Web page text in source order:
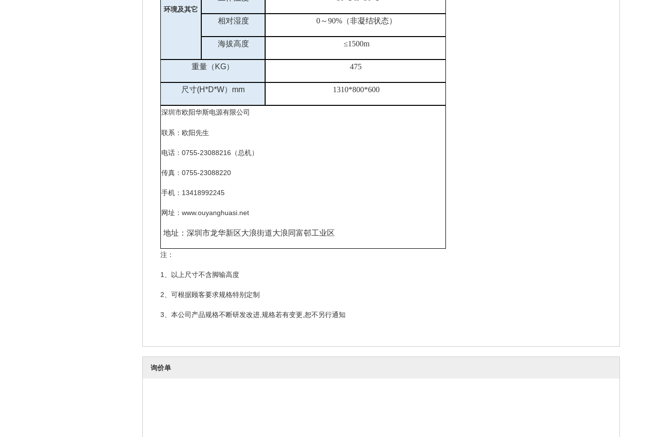
环境及其它
相对湿度 0～90%（非凝结状态）
海拔高度 ≤1500m
重量（ KG） 475
尺寸(H*D*W）mm 1310*800*600
深圳市欧阳华斯电源有限公司
联系：欧阳先生
电话：0755-23088216 （总机）
传真：0755-23088220
手机： 13418992245
网址：www.ouyanghuasi.net
地址：深圳市龙华新区大浪街道大浪同富邨工业区
注：
1、以上尺寸不含脚输高度
2、可根据顾客要求规格特别定制
3、本公司产品规格不断研发改进,规格若有变更,恕不另行通知
询价单